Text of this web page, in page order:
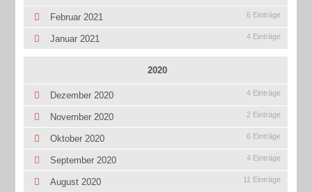
Februar 2021 6 Einträge
Januar 2021 4 Einträge
2020
Dezember 2020 4 Einträge
November 2020 2 Einträge
Oktober 2020 6 Einträge
September 2020 4 Einträge
August 2020 11 Einträge